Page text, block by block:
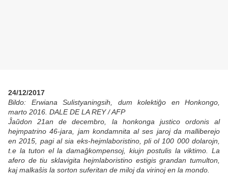
24/12/2017
Bildo: Erwiana Sulistyaningsih, dum kolektiĝo en Honkongo,
marto 2016. DALE DE LA REY / AFP
Ĵaŭdon 21an de decembro, la honkonga justico ordonis al
hejmpatrino 46-jara, jam kondamnita al ses jaroj da malliberejo
en 2015, pagi al sia eks-hejmlaboristino, pli ol 100 000 dolarojn,
t.e la tuton el la damaĝkompensoj, kiujn postulis la viktimo. La
afero de tiu sklavigita hejmlaboristino estigis grandan tumulton,
kaj malkaŝis la sorton suferitan de miloj da virinoj en la mondo.